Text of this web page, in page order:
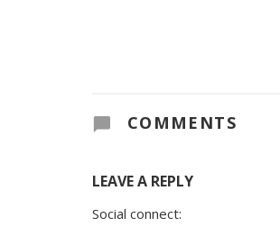
COMMENTS
LEAVE A REPLY
Social connect: